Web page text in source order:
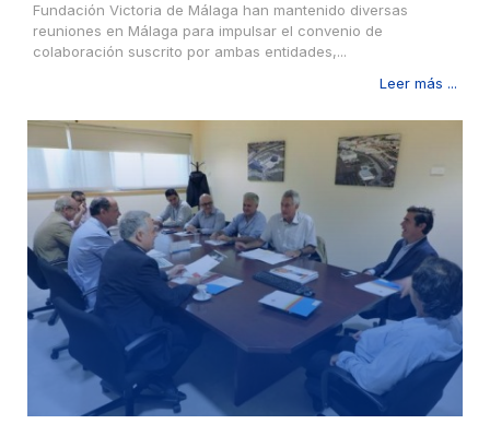
Fundación Victoria de Málaga han mantenido diversas
reuniones en Málaga para impulsar el convenio de
colaboración suscrito por ambas entidades,...
Leer más ...